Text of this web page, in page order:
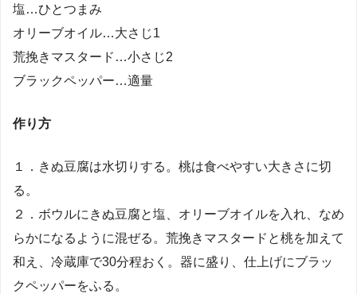
塩…ひとつまみ
オリーブオイル…大さじ1
荒挽きマスタード…小さじ2
ブラックペッパー…適量
作り方
１．きぬ豆腐は水切りする。桃は食べやすい大きさに切
る。
２．ボウルにきぬ豆腐と塩、オリーブオイルを入れ、なめ
らかになるように混ぜる。荒挽きマスタードと桃を加えて
和え、冷蔵庫で30分程おく。器に盛り、仕上げにブラッ
クペッパーをふる。